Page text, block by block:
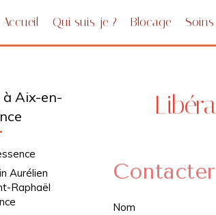
Accueil Qui suis-je ? Blocage
Nom
à Aix-en-
Aurélien
Raphaël